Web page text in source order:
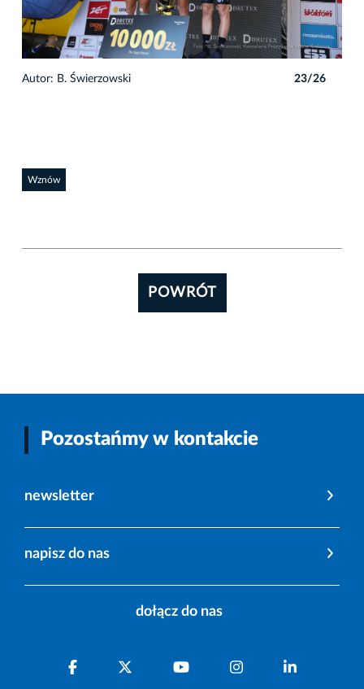
Autor: B. Świerzowski 23/26
Wznów
POWRÓT
Pozostańmy w kontakcie
newsletter
napisz do nas
dołącz do nas